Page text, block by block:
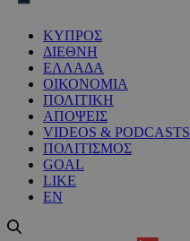
ΚΥΠΡΟΣ
ΔΙΕΘΝΗ
ΕΛΛΑΔΑ
ΟΙΚΟΝΟΜΙΑ
ΠΟΛΙΤΙΚΗ
ΑΠΟΨΕΙΣ
VIDEOS & PODCASTS
ΠΟΛΙΤΙΣΜΟΣ
GOAL
LIKE
EN